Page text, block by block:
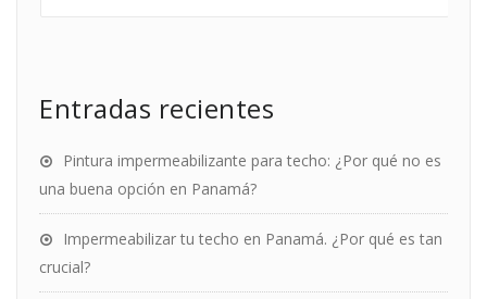
Entradas recientes
Pintura impermeabilizante para techo: ¿Por qué no es
una buena opción en Panamá?
Impermeabilizar tu techo en Panamá. ¿Por qué es tan
crucial?